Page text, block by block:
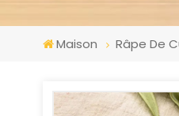
Maison Râpe De